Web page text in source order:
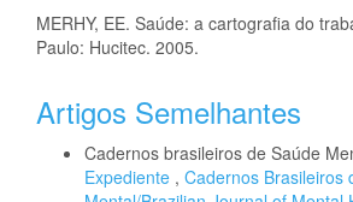
MERHY, EE. Saúde: a cartografia do
Paulo: Hucitec. 2005.
Artigos Semelhantes
Cadernos brasileiros de Saúde
Expediente , Cadernos Brasileiros